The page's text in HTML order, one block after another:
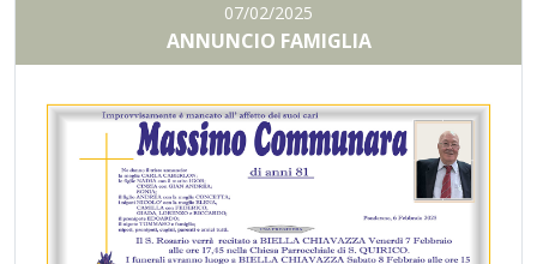
07/02/2025
ANNUNCIO FAMIGLIA